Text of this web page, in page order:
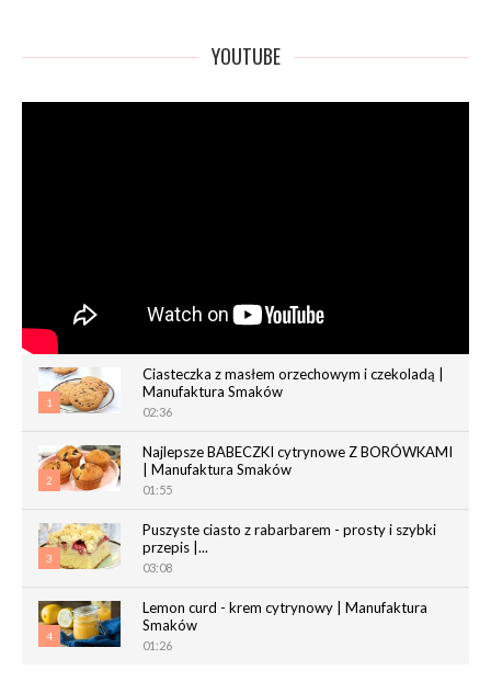
YOUTUBE
1
Ciasteczka z masłem orzechowym i czekoladą |
Manufaktura Smaków
02:36
2
Najlepsze BABECZKI cytrynowe Z BORÓWKAMI
| Manufaktura Smaków
01:55
3
Puszyste ciasto z rabarbarem - prosty i szybki
przepis |...
03:08
4
Lemon curd - krem cytrynowy | Manufaktura
Smaków
01:26